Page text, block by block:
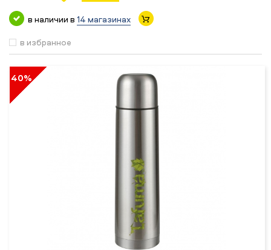
в наличии в 14 магазинах
в избранное
40%